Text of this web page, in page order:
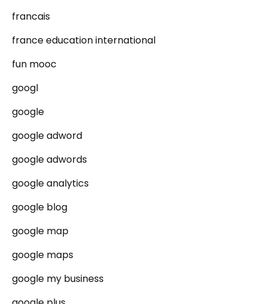
francais
france education international
fun mooc
googl
google
google adword
google adwords
google analytics
google blog
google map
google maps
google my business